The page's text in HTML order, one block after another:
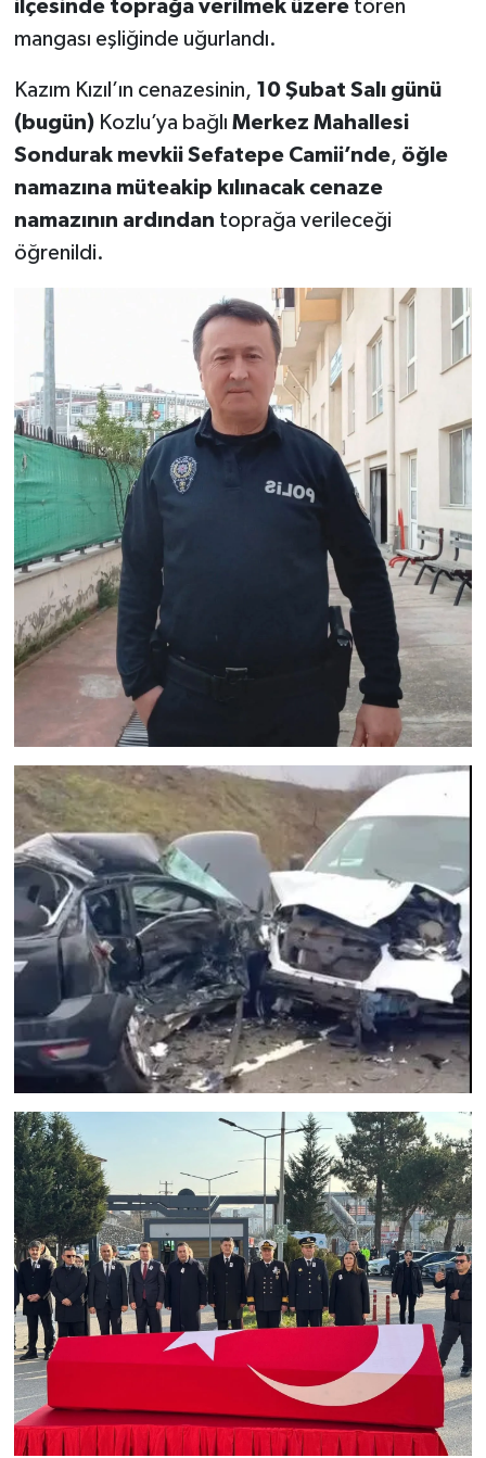
ilçesinde toprağa verilmek üzeretören
mangası eşliğinde uğurlandı.
Kazım Kızıl’ın cenazesinin, 10 Şubat Salı günü
(bugün)Kozlu’ya bağlı Merkez Mahallesi
Sondurak mevkii Sefatepe Camii’nde, öğle
namazına müteakip kılınacak cenaze
namazının ardından toprağa verileceği
öğrenildi.